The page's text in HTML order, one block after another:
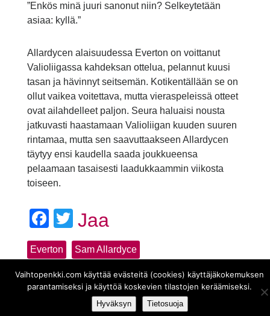
”Enkös minä juuri sanonut niin? Selkeytetään
asiaa: kyllä.”
Allardycen alaisuudessa Everton on voittanut
Valioliigassa kahdeksan ottelua, pelannut kuusi
tasan ja hävinnyt seitsemän. Kotikentällään se on
ollut vaikea voitettava, mutta vieraspeleissä otteet
ovat ailahdelleet paljon. Seura haluaisi nousta
jatkuvasti haastamaan Valioliigan kuuden suuren
rintamaa, mutta sen saavuttaakseen Allardycen
täytyy ensi kaudella saada joukkueensa
pelaamaan tasaisesti laadukkaammin viikosta
toiseen.
Facebook
Twitter
Jaa
Everton Sam Allardyce
Vaihtopenkki.com käyttää evästeitä (cookies) käyttäjäkokemuksen
parantamiseksi ja käyttöä koskevien tilastojen keräämiseksi.
Hyväksyn Tietosuoja